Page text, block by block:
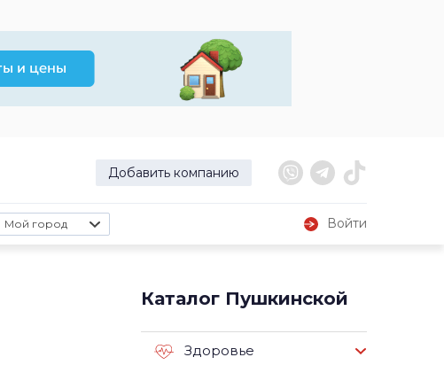
Добавить компанию
Мой город
Войти
Каталог Пушкинской
Здоровье